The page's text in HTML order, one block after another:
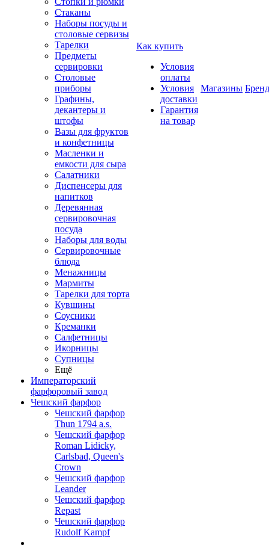
Стаканы
Наборы посуды и
столовые сервизы
Тарелки
Предметы
сервировки
Столовые
приборы
Графины,
декантеры и
штофы
Вазы для фруктов
и конфетницы
Масленки и
емкости для сыра
Салатники
Диспенсеры для
напитков
Деревянная
сервировочная
посуда
Наборы для воды
Сервировочные
блюда
Менажницы
Мармиты
Тарелки для торта
Кувшины
Соусники
Креманки
Салфетницы
Икорницы
Супницы
Ещё
Императорский
фарфоровый завод
Чешский фарфор
Чешский фарфор
Thun 1794 a.s.
Чешский фарфор
Roman Lidicky,
Carlsbad, Queen's
Crown
Чешский фарфор
Leander
Чешский фарфор
Repast
Чешский фарфор
Rudolf Kampf
Как купить
Условия
оплаты
Условия
доставки
Гарантия
на товар
Магазины